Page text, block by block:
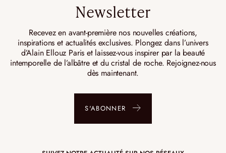
Newsletter
Recevez en avant-première nos nouvelles créations,
inspirations et actualités exclusives. Plongez dans l’univers
d’Alain Ellouz Paris et laissez-vous inspirer par la beauté
intemporelle de l’albâtre et du cristal de roche. Rejoignez-nous
dès maintenant.
S'ABONNER